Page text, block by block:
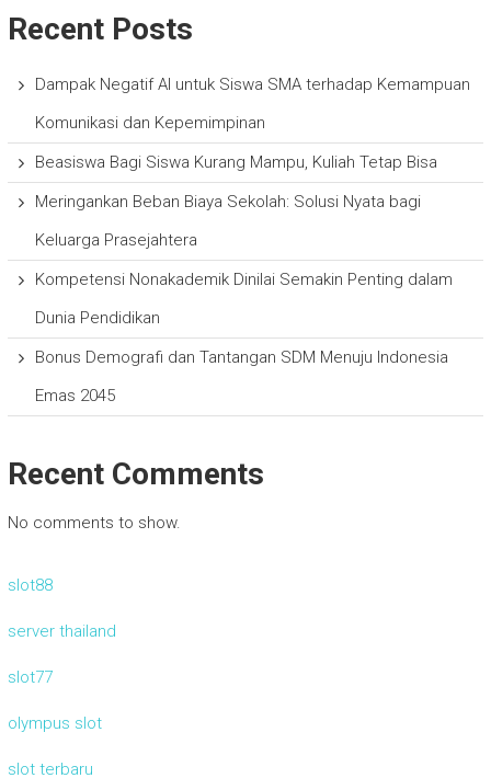
Recent Posts
Dampak Negatif AI untuk Siswa SMA terhadap Kemampuan
Komunikasi dan Kepemimpinan
Beasiswa Bagi Siswa Kurang Mampu, Kuliah Tetap Bisa
Meringankan Beban Biaya Sekolah: Solusi Nyata bagi
Keluarga Prasejahtera
Kompetensi Nonakademik Dinilai Semakin Penting dalam
Dunia Pendidikan
Bonus Demografi dan Tantangan SDM Menuju Indonesia
Emas 2045
Recent Comments
No comments to show.
slot88
server thailand
slot77
olympus slot
slot terbaru